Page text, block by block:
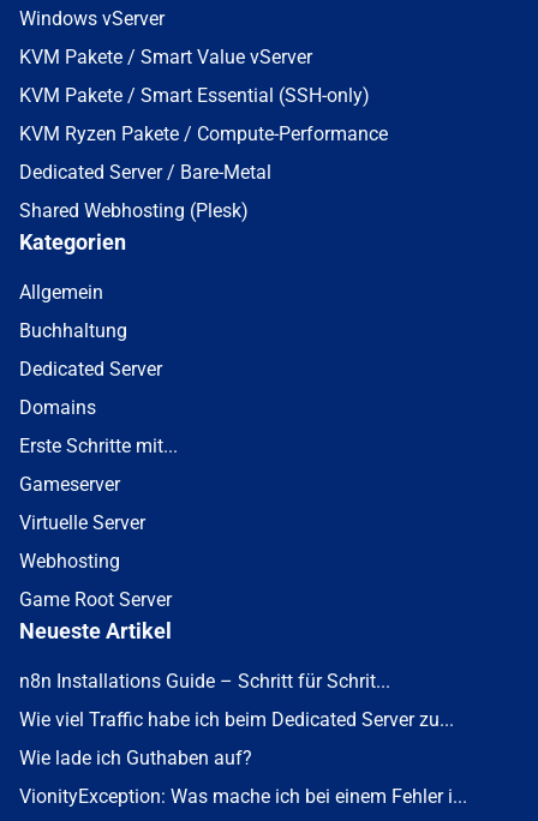
Windows vServer
KVM Pakete / Smart Value vServer
KVM Pakete / Smart Essential (SSH-only)
KVM Ryzen Pakete / Compute-Performance
Dedicated Server / Bare-Metal
Shared Webhosting (Plesk)
Kategorien
Allgemein
Buchhaltung
Dedicated Server
Domains
Erste Schritte mit...
Gameserver
Virtuelle Server
Webhosting
Game Root Server
Neueste Artikel
n8n Installations Guide – Schritt für Schrit...
Wie viel Traffic habe ich beim Dedicated Server zu...
Wie lade ich Guthaben auf?
VionityException: Was mache ich bei einem Fehler i...